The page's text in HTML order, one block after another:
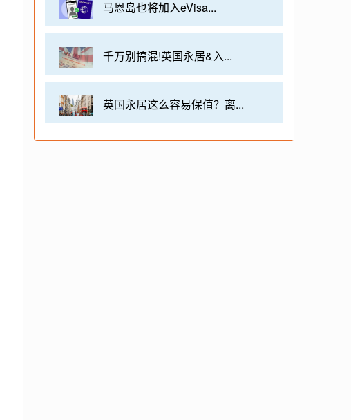
马恩岛也将加入eVisa...
千万别搞混!英国永居&入...
英国永居这么容易保值？离...